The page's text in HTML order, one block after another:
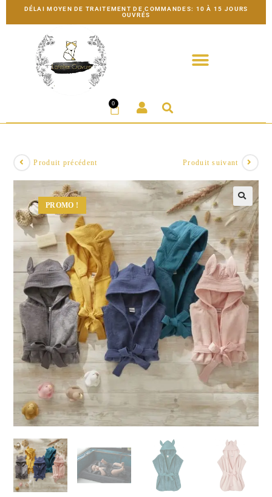
DÉLAI MOYEN DE TRAITEMENT DE COMMANDES: 10 À 15 JOURS
OUVRÉS
0
PROMO !
Produit précédent Produit suivant